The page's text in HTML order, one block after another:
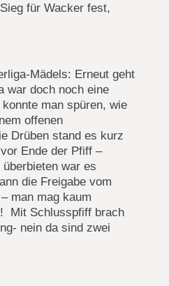
für Wacker fest,
Mädels: Erneut geht
war doch noch eine
man spüren, wie
offenen
Drüben stand es kurz
Ende der Pfiff –
war es
die Freigabe vom
man mag kaum
Mit Schlusspfiff brach
nein da sind zwei